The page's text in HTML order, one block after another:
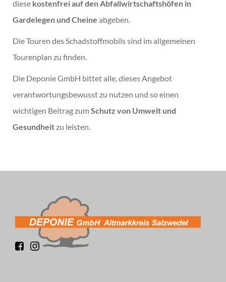
diese kostenfrei auf den Abfallwirtschaftshöfen in
Gardelegen und Cheine abgeben.
Die Touren des Schadstoffmobils sind im allgemeinen
Tourenplan zu finden.
Die Deponie GmbH bittet alle, dieses Angebot
verantwortungsbewusst zu nutzen und so einen
wichtigen Beitrag zumSchutz von Umwelt und
Gesundheitzu leisten.